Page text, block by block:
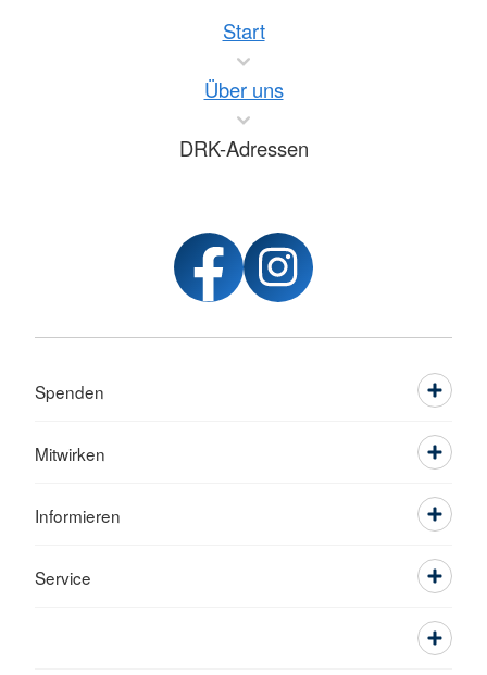
Start
Über uns
DRK-Adressen
Spenden
Mitwirken
Informieren
Service